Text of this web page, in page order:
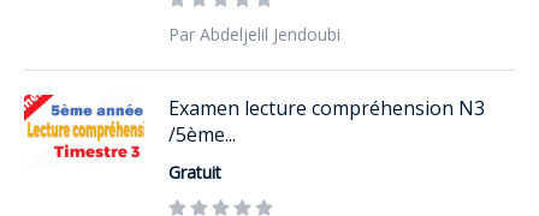
Par Abdeljelil Jendoubi
Examen lecture compréhension N3
/5ème...
Gratuit